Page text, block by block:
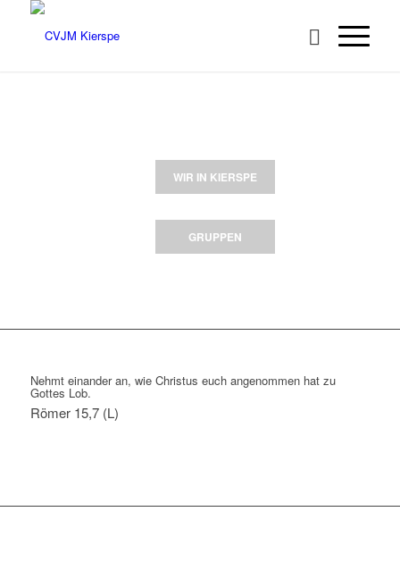
WIR IN KIERSPE
GRUPPEN
Nehmt einander an, wie Christus euch angenommen hat zu
Gottes Lob.
Römer 15,7 (L)